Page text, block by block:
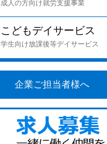
成人の方向け就労支援事業
こどもデイサービス
学生向け放課後等デイサービス
企業ご担当者様へ